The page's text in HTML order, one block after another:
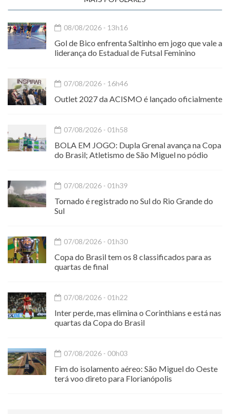
08/08/2026 - 13h16
Gol de Bico enfrenta Saltinho em jogo que vale a
liderança do Estadual de Futsal Feminino
07/08/2026 - 16h46
Outlet 2027 da ACISMO é lançado oficialmente
07/08/2026 - 01h58
BOLA EM JOGO: Dupla Grenal avança na Copa
do Brasil; Atletismo de São Miguel no pódio
07/08/2026 - 01h39
Tornado é registrado no Sul do Rio Grande do
Sul
07/08/2026 - 01h30
Copa do Brasil tem os 8 classificados para as
quartas de final
07/08/2026 - 01h22
Inter perde, mas elimina o Corinthians e está nas
quartas da Copa do Brasil
07/08/2026 - 00h03
Fim do isolamento aéreo: São Miguel do Oeste
terá voo direto para Florianópolis